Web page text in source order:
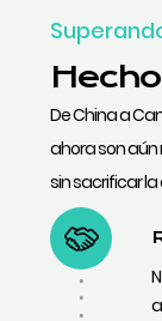
De China a
ahora son
sin sacrificar